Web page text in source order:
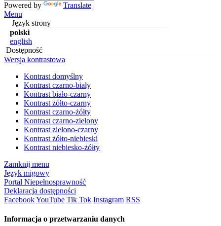
Powered by
Translate
Menu
Język strony
polski
english
Dostępność
Wersja kontrastowa
Kontrast domyślny
Kontrast czarno-biały
Kontrast biało-czarny
Kontrast żółto-czarny
Kontrast czarno-żółty
Kontrast czarno-zielony
Kontrast zielono-czarny
Kontrast żółto-niebieski
Kontrast niebiesko-żółty
Zamknij menu
Język migowy
Portal Niepełnosprawność
Deklaracja dostępności
FacebookYouTube Tik Tok Instagram RSS
Informacja o przetwarzaniu danych